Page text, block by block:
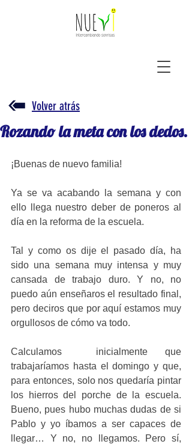
Volver atrás
Rozando la meta con los dedos.
¡Buenas de nuevo familia!
Ya se va acabando la semana y con
ello llega nuestro deber de poneros al
día en la reforma de la escuela.
Tal y como os dije el pasado día, ha
sido una semana muy intensa y muy
cansada de trabajo duro. Y no, no
puedo aún enseñaros el resultado final,
pero deciros que por aquí estamos muy
orgullosos de cómo va todo.
Calculamos  inicialmente que
trabajaríamos hasta el domingo y que,
para entonces, solo nos quedaría pintar
los hierros del porche de la escuela.
Bueno, pues hubo muchas dudas de si
Pablo y yo íbamos a ser capaces de
llegar… Y no, no llegamos. Pero sí,